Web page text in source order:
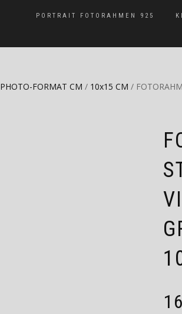
PORTRAIT FOTORAHMEN 925
PHOTO-FORMAT CM / 10x15 CM /